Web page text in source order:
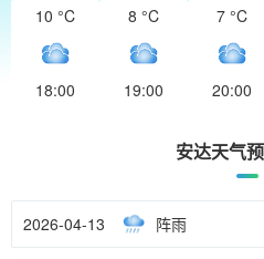
10 °C
18:00
8 °C
19:00
7 °C
20:00
安达天气
2026-04-13 阵雨